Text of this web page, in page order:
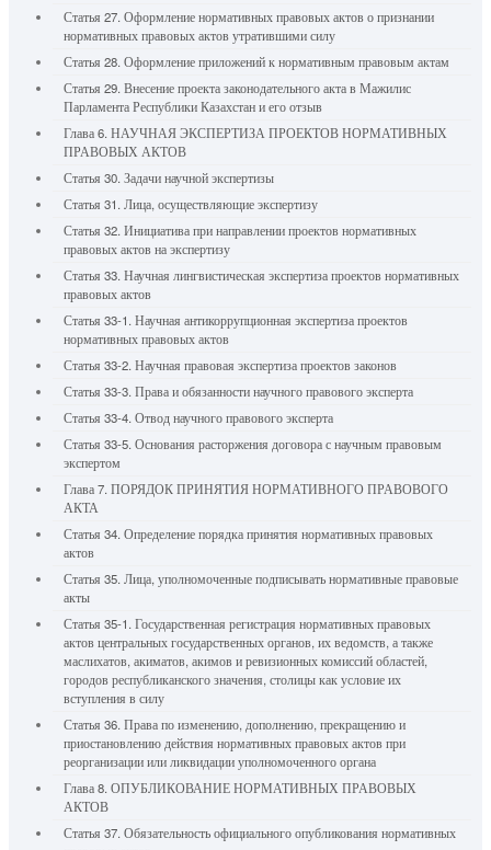
Статья 27. Оформление нормативных правовых актов о признании
нормативных правовых актов утратившими силу
Статья 28. Оформление приложений к нормативным правовым актам
Статья 29. Внесение проекта законодательного акта в Мажилис
Парламента Республики Казахстан и его отзыв
Глава 6. НАУЧНАЯ ЭКСПЕРТИЗА ПРОЕКТОВ НОРМАТИВНЫХ
ПРАВОВЫХ АКТОВ
Статья 30. Задачи научной экспертизы
Статья 31. Лица, осуществляющие экспертизу
Статья 32. Инициатива при направлении проектов нормативных
правовых актов на экспертизу
Статья 33. Научная лингвистическая экспертиза проектов нормативных
правовых актов
Статья 33-1. Научная антикоррупционная экспертиза проектов
нормативных правовых актов
Статья 33-2. Научная правовая экспертиза проектов законов
Статья 33-3. Права и обязанности научного правового эксперта
Статья 33-4. Отвод научного правового эксперта
Статья 33-5. Основания расторжения договора с научным правовым
экспертом
Глава 7. ПОРЯДОК ПРИНЯТИЯ НОРМАТИВНОГО ПРАВОВОГО
АКТА
Статья 34. Определение порядка принятия нормативных правовых
актов
Статья 35. Лица, уполномоченные подписывать нормативные правовые
акты
Статья 35-1. Государственная регистрация нормативных правовых
актов центральных государственных органов, их ведомств, а также
маслихатов, акиматов, акимов и ревизионных комиссий областей,
городов республиканского значения, столицы как условие их
вступления в силу
Статья 36. Права по изменению, дополнению, прекращению и
приостановлению действия нормативных правовых актов при
реорганизации или ликвидации уполномоченного органа
Глава 8. ОПУБЛИКОВАНИЕ НОРМАТИВНЫХ ПРАВОВЫХ
АКТОВ
Статья 37. Обязательность официального опубликования нормативных